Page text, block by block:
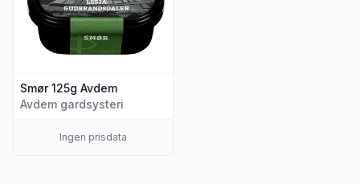
Smør 125g Avdem
Avdem gardsysteri
Ingen prisdata